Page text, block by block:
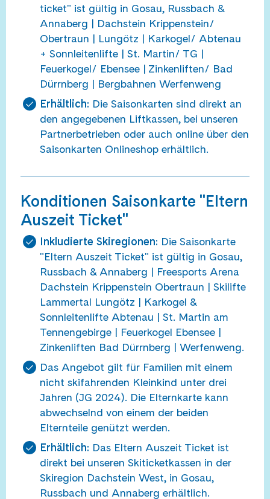
ticket" ist gültig in Gosau, Russbach &
Annaberg | Dachstein Krippenstein/
Obertraun | Lungötz | Karkogel/ Abtenau
+ Sonnleitenlifte | St. Martin/ TG |
Feuerkogel/ Ebensee | Zinkenliften/ Bad
Dürrnberg | Bergbahnen Werfenweng
Erhältlich: Die Saisonkarten sind direkt an
den angegebenen Liftkassen, bei unseren
Partnerbetrieben oder auch online über den
Saisonkarten Onlineshop erhältlich.
Konditionen Saisonkarte "Eltern
Auszeit Ticket"
Inkludierte Skiregionen: Die Saisonkarte
"Eltern Auszeit Ticket" ist gültig in Gosau,
Russbach & Annaberg | Freesports Arena
Dachstein Krippenstein Obertraun | Skilifte
Lammertal Lungötz | Karkogel &
Sonnleitenlifte Abtenau | St. Martin am
Tennengebirge | Feuerkogel Ebensee |
Zinkenliften Bad Dürrnberg | Werfenweng.
Das Angebot gilt für Familien mit einem
nicht skifahrenden Kleinkind unter drei
Jahren (JG 2024). Die Elternkarte kann
abwechselnd von einem der beiden
Elternteile genützt werden.
Erhältlich: Das Eltern Auszeit Ticket ist
direkt bei unseren Skiticketkassen in der
Skiregion Dachstein West, in Gosau,
Russbach und Annaberg erhältlich.